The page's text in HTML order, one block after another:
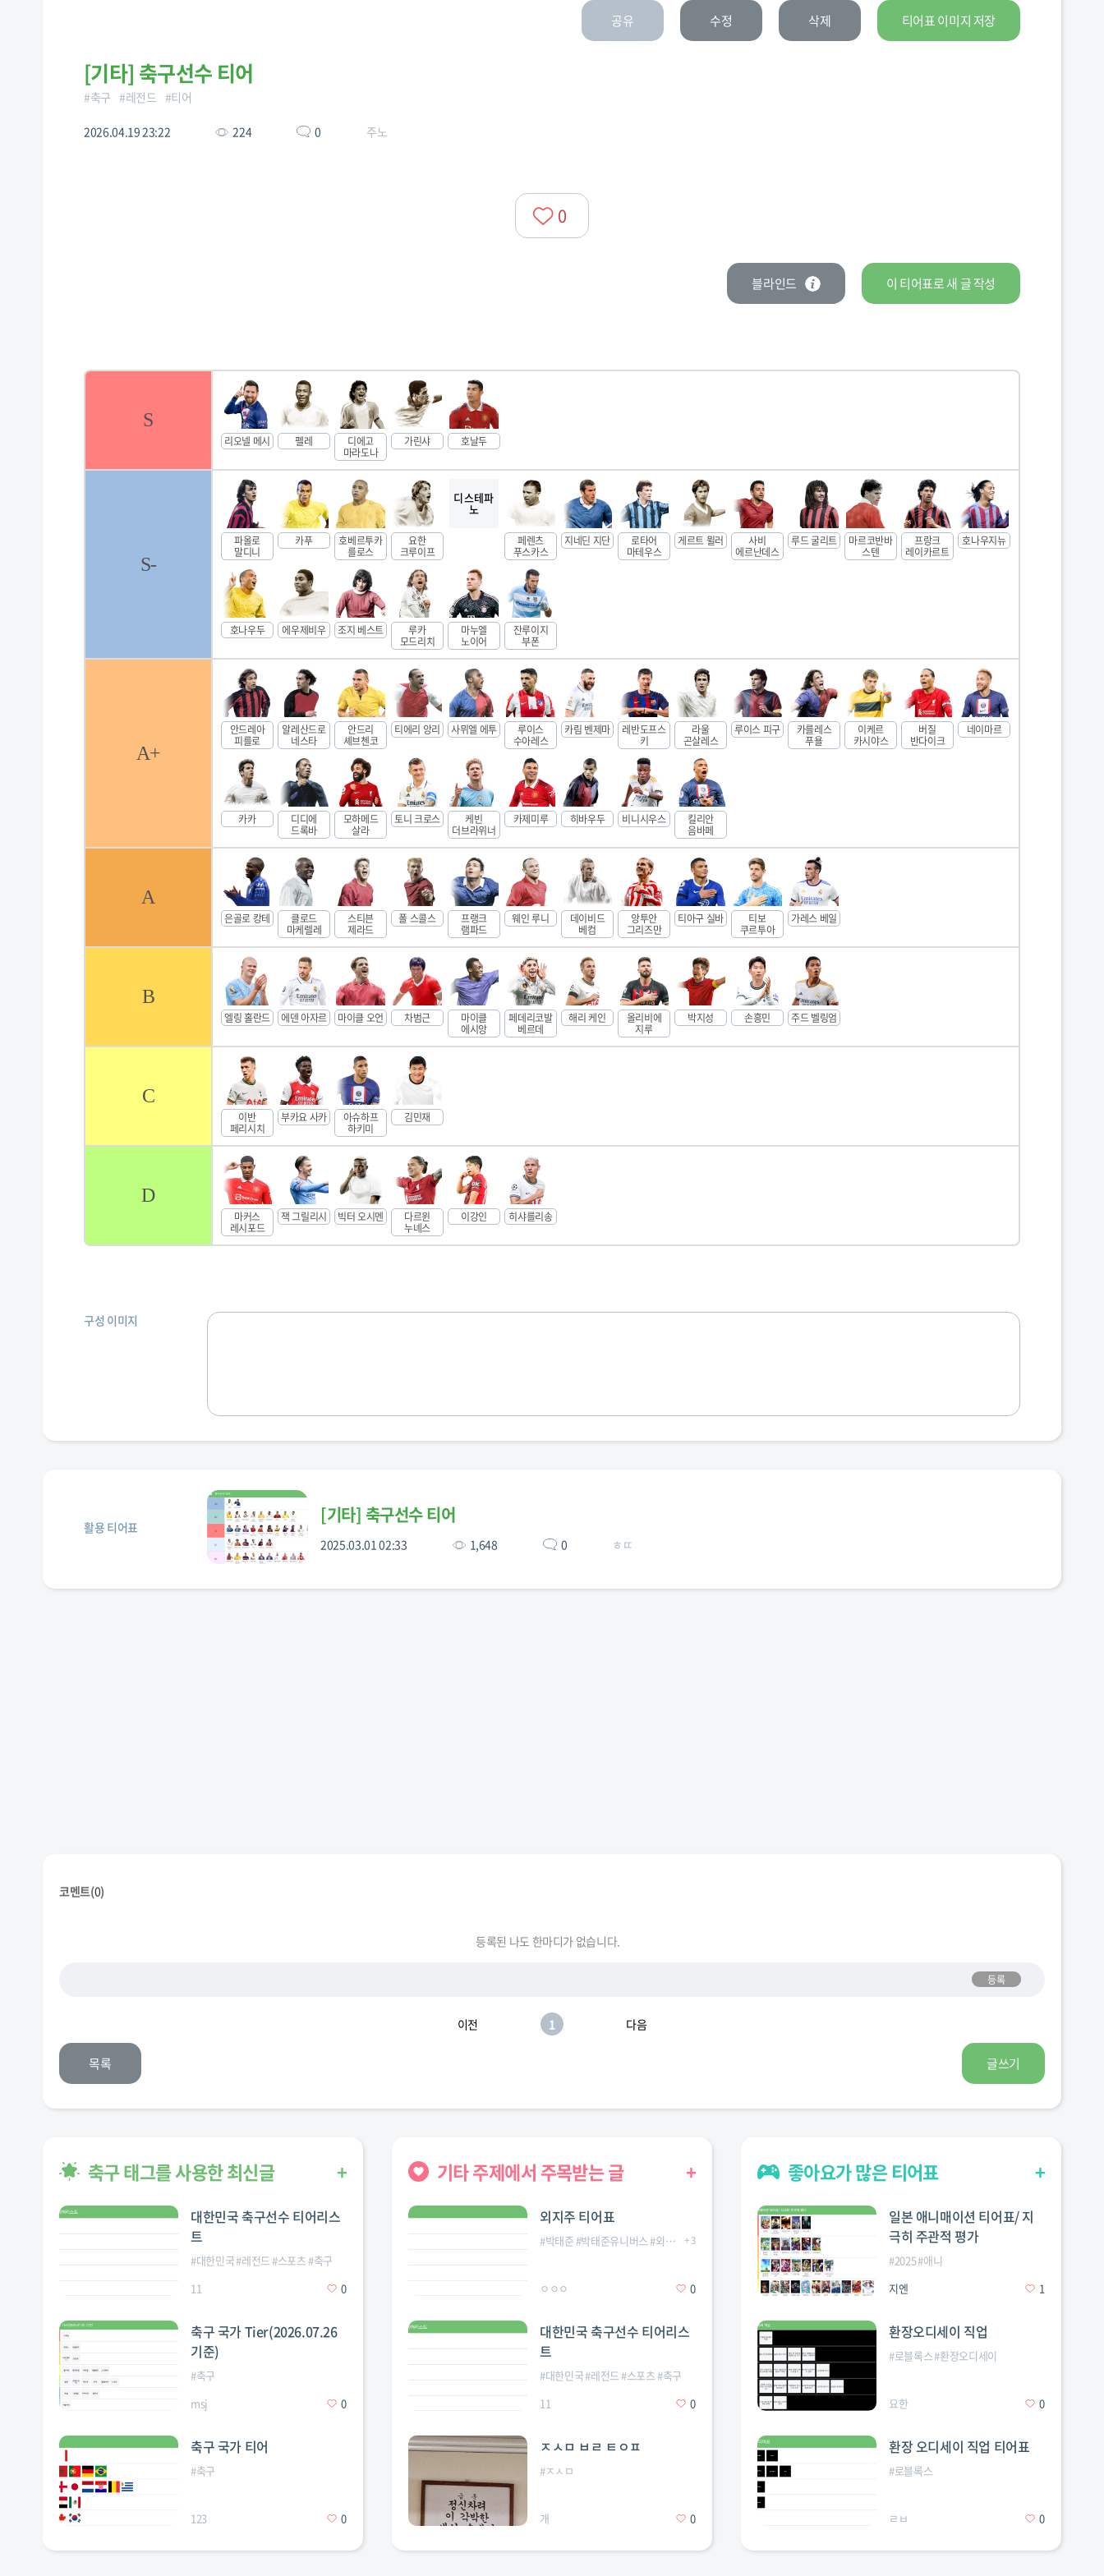
공유 수정 삭제 티어표 이미지 저장
[기타] 축구선수 티어
#축구 #레전드 #티어
2026.04.19 23:22 224 0 주노
0
블라인드 이 티어표로새 글작성
S
리오넬 메시 펠레 디에고
마라도나
가린샤 호날두
S-
파올로
말디니
카푸 호베르투카
를로스
요한
크루이프
디스테파
노
페렌츠
푸스카스
지네딘 지단 로타어
마테우스
게르트 뮐러 사비
에르난데스
루드 굴리트 마르코반바
스텐
프랑크
레이카르트
호나우지뉴
호나우두 에우제비우 조지 베스트 루카
모드리치
마누엘
노이어
잔루이지
부폰
A+
안드레아
피를로
알레산드로
네스타
안드리
셰브첸코
티에리 앙리 사뮈엘 에투 루이스
수아레스
카림 벤제마 레반도프스
키
라울
곤살레스
루이스 피구 카를레스
푸욜
이케르
카시야스
버질
반다이크
네이마르
카카 디디에
드록바
모하메드
살라
토니 크로스 케빈
더브라위너
카제미루 히바우두 비니시우스 킬리안
음바페
A
은골로 캉테 클로드
마케렐레
스티븐
제라드
폴 스콜스 프랭크
램파드
웨인 루니 데이비드
베컴
앙투안
그리즈만
티아구 실바 티보
쿠르투아
가레스 베일
B
엘링 홀란드 에덴 아자르 마이클 오언 차범근 마이클
에시앙
페데리코발
베르데
해리 케인 올리비에
지루
박지성 손흥민 주드 벨링엄
C
이반
페리시치
부카요 사카 아슈하프
하키미
김민재
D
마커스
레시포드
잭 그릴리시 빅터 오시멘 다르윈
누녜스
이강인 히샤를리송
구성 이미지
활용 티어표
[기타] 축구선수 티어
2025.03.01 02:33 1,648 0 ㅎㄸ
코멘트(0)
등록된 나도 한마디가 없습니다.
등록
이전 1 다음
목록 글쓰기
축구 태그를 사용한 최신글 +
대한민국 축구선수 티어리스
트
#대한민국#레전드#스포츠#축구
11
0
축구 국가 Tier(2026.07.26
기준)
#축구
msj
0
축구 국가 티어
#축구
123 0
기타 주제에서 주목받는 글 +
외지주 티어표
#박태준#박태준유니버스#외모지상주의 티어표
+3
ㅇㅇㅇ 0
대한민국 축구선수 티어리스
트
#대한민국#레전드#스포츠#축구
11
0
ㅈㅅㅁ ㅂㄹ ㅌㅇㅍ
#ㅈㅅㅁ
개 0
좋아요가 많은 티어표 +
일본 애니매이션 티어표/ 지
극히 주관적 평가
#2025#애니
지엔
1
환장오디세이 직업
#로블록스#환장오디세이
요한 0
환장 오디세이 직업 티어표
#로블록스
ㄹㅂ 0